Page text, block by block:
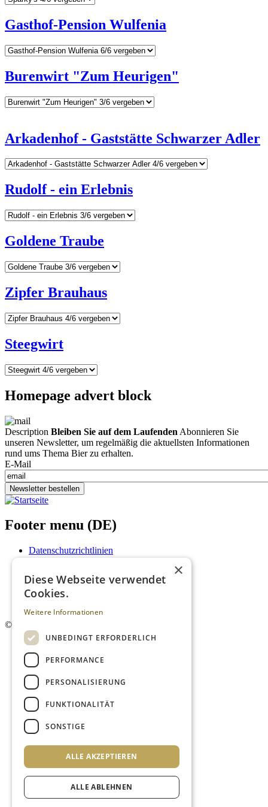
Gasthof-Pension Wulfenia
Burenwirt "Zum Heurigen"
Arkadenhof - Gaststätte Schwarzer Adler
Rudolf - ein Erlebnis
Goldene Traube
Zipfer Brauhaus
Steegwirt
Homepage advert block
Description Bleiben Sie auf dem Laufenden Abonnieren Sie
unseren Newsletter, um regelmäßig die aktuellsten Informationen
rund ums Thema Bier zu erhalten.
E-Mail
Newsletter bestellen
Footer menu (DE)
Datenschutzrichtlinien
Impressum
Mediadaten
AGB
©
×
Diese Webseite verwendet
Cookies.
Weitere Informationen
UNBEDINGT ERFORDERLICH
PERFORMANCE
PERSONALISIERUNG
FUNKTIONALITÄT
SONSTIGE
ALLE AKZEPTIEREN
ALLE ABLEHNEN